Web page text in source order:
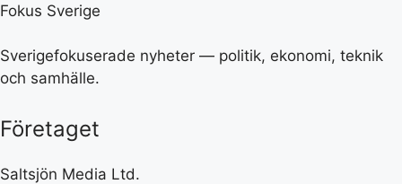
Fokus Sverige
Sverigefokuserade nyheter — politik, ekonomi, teknik
och samhälle.
Företaget
Saltsjön Media Ltd.